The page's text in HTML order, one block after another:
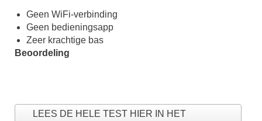
Geen WiFi-verbinding
Geen bedieningsapp
Zeer krachtige bas
Beoordeling
LEES DE HELE TEST HIER IN HET